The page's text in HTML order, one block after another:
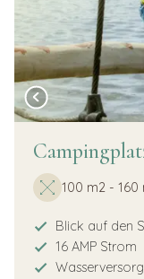
100 m2 - 160
Blick auf den
16 AMP Strom